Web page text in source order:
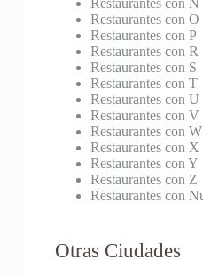
Restaurantes con O
Restaurantes con P
Restaurantes con R
Restaurantes con S
Restaurantes con T
Restaurantes con U
Restaurantes con V
Restaurantes con W
Restaurantes con X
Restaurantes con Y
Restaurantes con Z
Restaurantes con
Otras Ciudades